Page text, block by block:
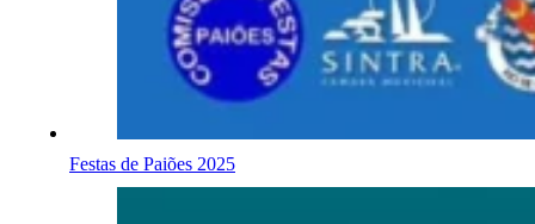
Festas de Paiões 2025